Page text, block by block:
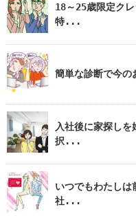
18～25歳限定ク
特...
簡単な診断で今の
入社後に家探し
択...
いつでもわたしは
社...